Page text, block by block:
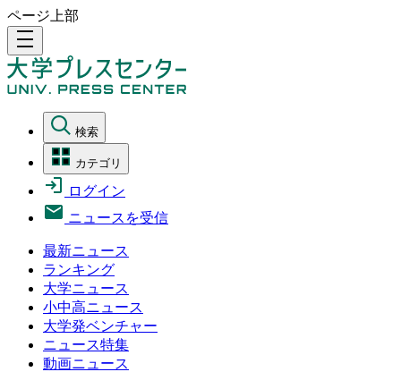
ページ上部
density_medium
検索
カテゴリ
ログイン
ニュースを受信
最新ニュース
ランキング
大学ニュース
小中高ニュース
大学発ベンチャー
ニュース特集
動画ニュース